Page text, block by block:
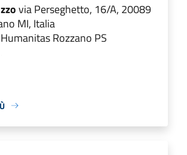
via Perseghetto, 16/A, 20089
MI, Italia
Rozzano PS